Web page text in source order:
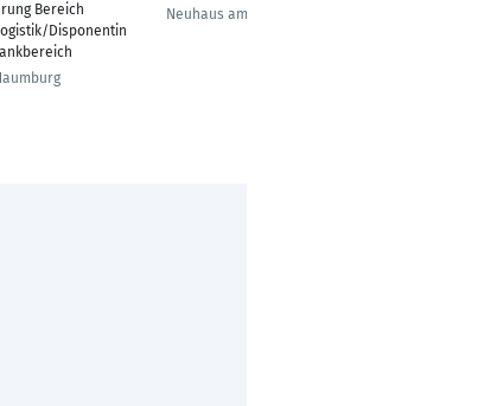
Bereich
Disponentin
Neuhaus am Rennweg